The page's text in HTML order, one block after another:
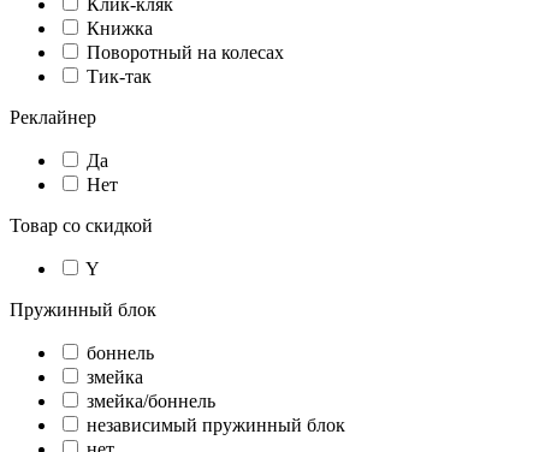
Книжка
Поворотный на колесах
Тик-так
Реклайнер
Да
Нет
Товар со скидкой
Y
Пружинный блок
боннель
змейка
змейка/боннель
независимый пружинный блок